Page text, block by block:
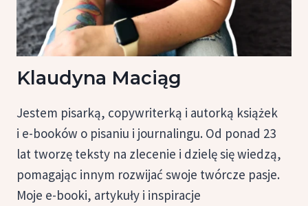
Klaudyna Maciąg
Jestem pisarką, copywriterką i autorką książek
i e-booków o pisaniu i journalingu. Od ponad 23
lat tworzę teksty na zlecenie i dzielę się wiedzą,
pomagając innym rozwijać swoje twórcze pasje.
Moje e-booki, artykuły i inspiracje